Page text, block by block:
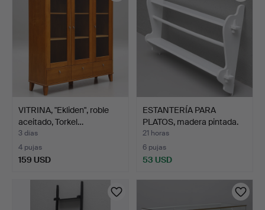
VITRINA, "Ekliden", roble
aceitado, Torkel…
3 días
4 pujas
159 USD
ESTANTERÍA PARA
PLATOS, madera pintada.
21 horas
6 pujas
53 USD